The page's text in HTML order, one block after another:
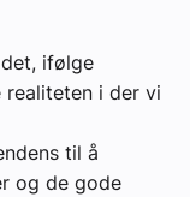
ifølge
realiteten i der vi
til å
og de gode